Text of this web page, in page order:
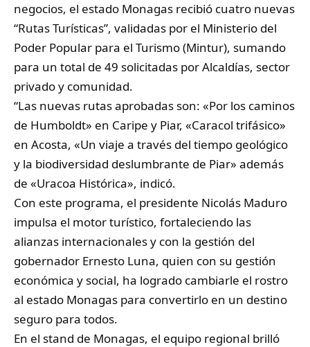
negocios, el estado Monagas recibió cuatro nuevas
“Rutas Turísticas”, validadas por el Ministerio del
Poder Popular para el Turismo (Mintur), sumando
para un total de 49 solicitadas por Alcaldías, sector
privado y comunidad.
“Las nuevas rutas aprobadas son: «Por los caminos
de Humboldt» en Caripe y Piar, «Caracol trifásico»
en Acosta, «Un viaje a través del tiempo geológico
y la biodiversidad deslumbrante de Piar» además
de «Uracoa Histórica», indicó.
Con este programa, el presidente Nicolás Maduro
impulsa el motor turístico, fortaleciendo las
alianzas internacionales y con la gestión del
gobernador Ernesto Luna, quien con su gestión
económica y social, ha logrado cambiarle el rostro
al estado Monagas para convertirlo en un destino
seguro para todos.
En el stand de Monagas, el equipo regional brilló